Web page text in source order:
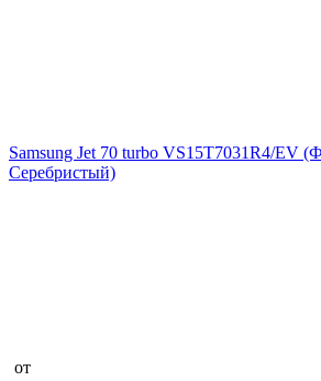
Samsung Jet 70 turbo VS15T7031R4/EV
Серебристый)
от